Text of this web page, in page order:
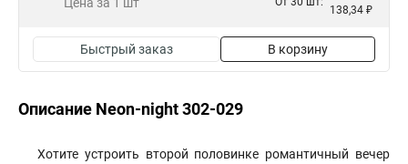
138,34 ₽
Быстрый заказ В корзину
Описание Neon-night 302-029
Хотите устроить второй половинке романтичный вечер